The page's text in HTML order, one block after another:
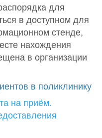
для
в доступном для
стенде,
нахождения
в организации
в поликлинику
на приём.